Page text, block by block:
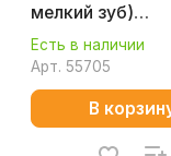
мелкий зуб)
ПРАКТИКА 240-
Есть в наличии
Арт. 55705
В